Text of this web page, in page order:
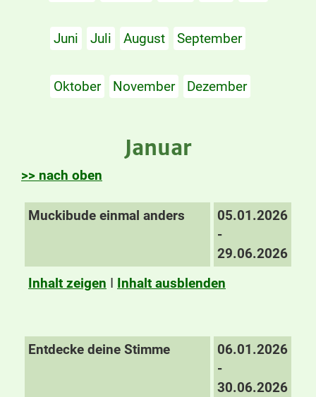
Juni Juli August September
Oktober November Dezember
Januar
>> nach oben
Muckibude einmal anders
05.01.2026
-
29.06.2026
Inhalt zeigen I Inhalt ausblenden
Entdecke deine Stimme
06.01.2026
-
30.06.2026